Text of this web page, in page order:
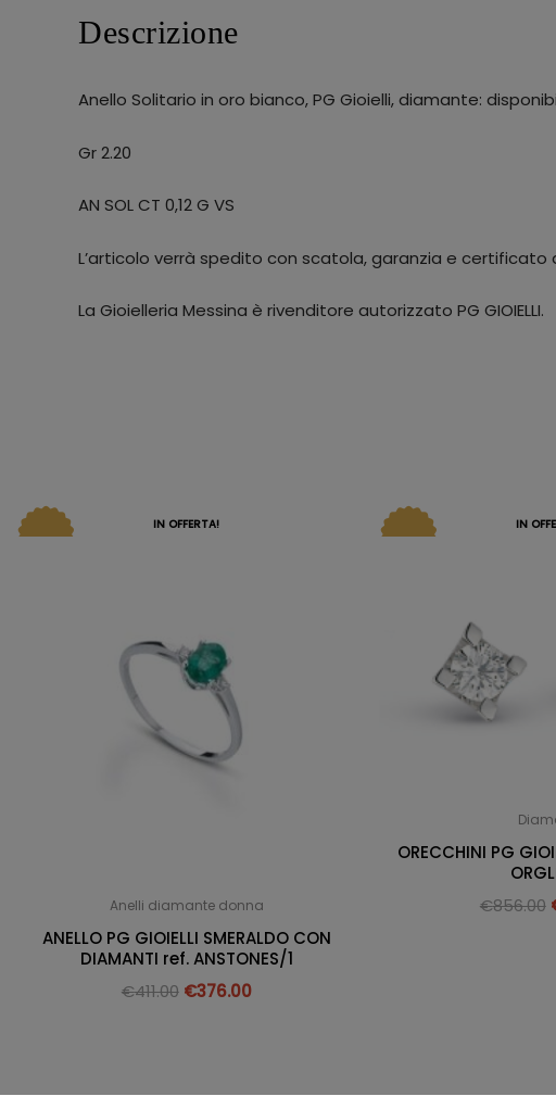
Descrizione
Anello Solitario in oro bianco, PG Gioielli, diamante:
Gr 2.20
AN SOL CT 0,12 G VS
L’articolo verrà spedito con scatola, garanzia e certificato
La Gioielleria Messina è rivenditore autorizzato PG GIOIELLI.
IN OFFERTA!
Anelli diamante donna
ANELLO PG GIOIELLI SMERALDO CON
DIAMANTI ref. ANSTONES/1
€411.00 €376.00
IN
ORECCHINI PG
€856.00